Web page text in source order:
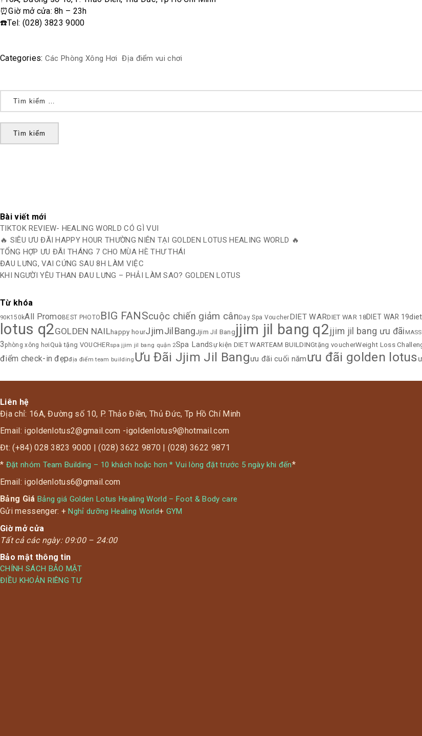
⏰Giờ mở cửa: 8h – 23h
☎️Tel: (028) 3823 9000
Categories: Các Phòng Xông Hơi Địa điểm vui chơi
Bài viết mới
TIKTOK REVIEW- HEALING WORLD CÓ GÌ VUI
🔥 SIÊU ƯU ĐÃI HAPPY HOUR THƯỜNG NIÊN TẠI GOLDEN LOTUS HEALING WORLD 🔥
TỔNG HỢP ƯU ĐÃI THÁNG 7 CHO MÙA HÈ THƯ THÁI
ĐAU LƯNG, VAI CỨNG SAU 8H LÀM VIỆC
KHI NGƯỜI YÊU THAN ĐAU LƯNG – PHẢI LÀM SAO? GOLDEN LOTUS
Từ khóa
90K150kAll Promo BEST PHOTO BIG FANScuộc chiến giảm cân Day Spa VoucherDIET WARDIET WAR 18DIET WAR 19
lotus q2GOLDEN NAILhappy hourJjimJilBangJjim Jil Bang jjim jil bang q2 jjim jil bang ưu đãi
3 phòng xông hơiQuà tặng VOUCHERspa jjim jil bang quận 2Spa LandSự kiện DIET WARTEAM BUILDINGtặng voucherWeight Loss
điểm check-in đẹpđịa điểm team building Ưu Đãi Jjim Jil Bangưu đãi cuối nămưu đãi golden lotus
Liên hệ
Địa chỉ: 16A, Đường số 10, P. Thảo Điền, Thủ Đức, Tp Hồ Chí Minh
Email: igoldenlotus2@gmail.com -igoldenlotus9@hotmail.com
Đt: (+84) 028 3823 9000 | (028) 3622 9870 | (028) 3622 9871
* Đặt nhóm Team Building – 10 khách hoặc hơn * Vui lòng đặt trước 5 ngày khi đến*
Email: igoldenlotus6@gmail.com
Bảng Giá Bảng giá Golden Lotus Healing World – Foot & Body care
Gửi messenger: +Nghỉ dưỡng Healing World+ GYM
Giờ mở cửa
Tất cả các ngày: 09:00 – 24:00
Bảo mật thông tin
CHÍNH SÁCH BẢO MẬT
ĐIỀU KHOẢN RIÊNG TƯ